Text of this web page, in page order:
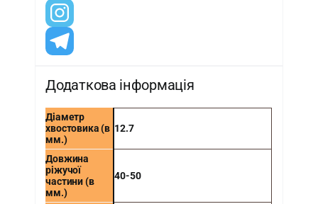
Додаткова інформація
Діаметр
хвостовика (в
мм.)
12.7
Довжина
ріжучої
частини (в
мм.)
40-50